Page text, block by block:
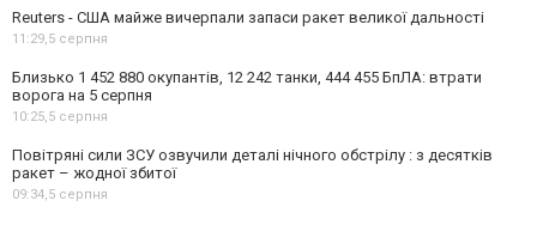
Reuters - США майже вичерпали запаси ракет великої дальності
11:29,5 серпня
Близько 1 452 880 окупантів, 12 242 танки, 444 455 БпЛА: втрати
ворога на 5 серпня
10:25,5 серпня
Повітряні сили ЗСУ озвучили деталі нічного обстрілу : з десятків
ракет – жодної збитої
09:34,5 серпня